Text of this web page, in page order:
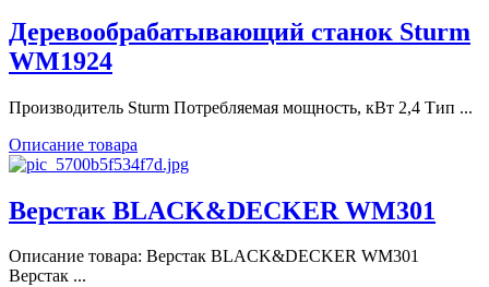
Деревообрабатывающий станок Sturm
WM1924
Производитель Sturm Потребляемая мощность, кВт 2,4 Тип ...
Описание товара
Верстак BLACK&DECKER WM301
Описание товара: Верстак BLACK&DECKER WM301
Верстак ...